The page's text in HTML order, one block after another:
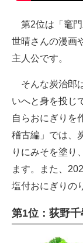
第2位は「竈門
世晴さんの漫画
主人公です。
そんな炭治郎
いへと身を投じ
自らおにぎりを
稽古編」では、
りにみそを塗り
ます。また、
塩付おにぎりの
第1位：荻野千